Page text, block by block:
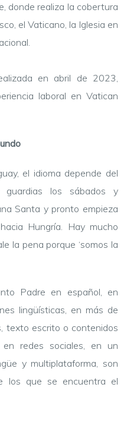
donde realiza la cobertura
el Vaticano, la Iglesia en
en abril de 2023,
laboral en Vatican
el idioma depende del
los sábados y
Santa y pronto empieza
Hungría. Hay mucho
la pena porque ‘somos la
Padre en español, en
lingüísticas, en más de
texto escrito o contenidos
redes sociales, en un
y multiplataforma, son
los que se encuentra el